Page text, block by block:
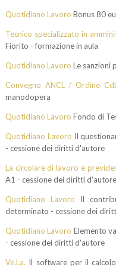
Quotidiano Lavoro Bonus 80
Tecnico specializzato in
Fiorito - formazione in aula
Quotidiano Lavoro Le sanzioni
Convegno ANCL / Ordine CdL
manodopera
Quotidiano Lavoro Fondo di
Quotidiano Lavoro Il
- cessione dei diritti d'autore
La circolare di lavoro e
A1 - cessione dei diritti d'autore
Quotidiano Lavoro Il
determinato - cessione dei
Quotidiano Lavoro Elemento
- cessione dei diritti d'autore
Ve.La. Il software per il